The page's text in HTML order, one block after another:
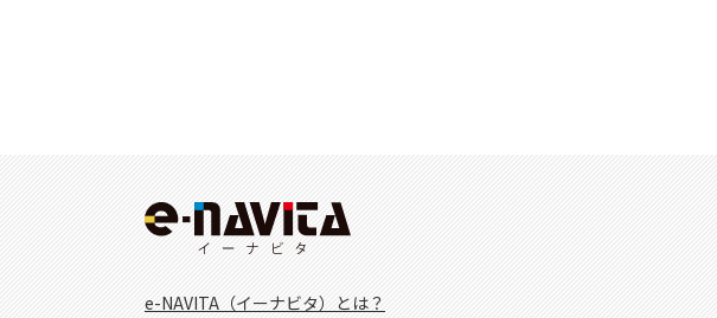
e-NAVITA（イーナビタ）とは？